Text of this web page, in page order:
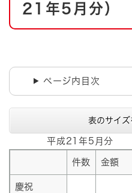
21年5月分）
ページ内目次
表のサイズ
平成21年5月分
件数 金額
慶祝